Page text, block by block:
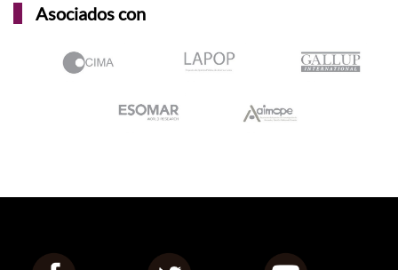
Asociados con